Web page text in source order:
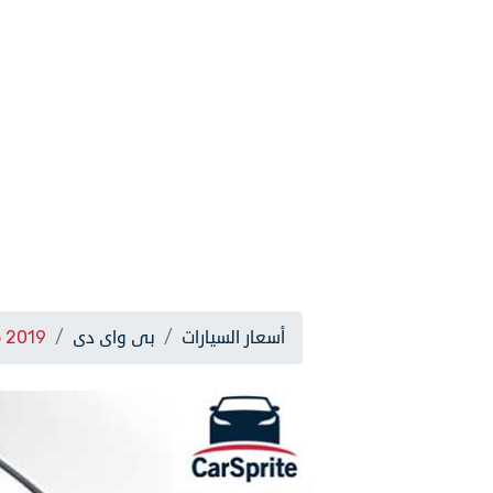
أسعار السيارات بى واى دى 2019